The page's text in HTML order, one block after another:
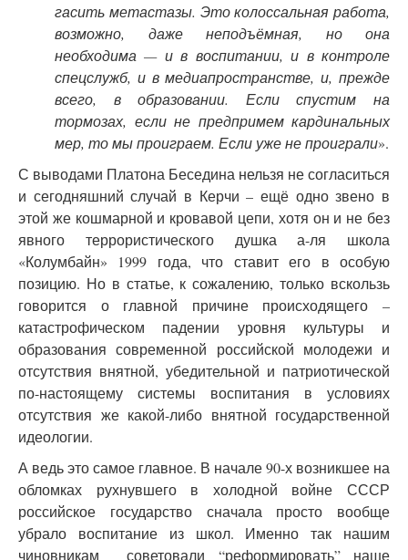
гасить метастазы. Это колоссальная работа,
возможно, даже неподъёмная, но она
необходима — и в воспитании, и в контроле
спецслужб, и в медиапространстве, и, прежде
всего, в образовании. Если спустим на
тормозах, если не предпримем кардинальных
мер, то мы проиграем. Если уже не проиграли».
С выводами Платона Беседина нельзя не согласиться
и сегодняшний случай в Керчи – ещё одно звено в
этой же кошмарной и кровавой цепи, хотя он и не без
явного террористического душка а-ля школа
«Колумбайн» 1999 года, что ставит его в особую
позицию. Но в статье, к сожалению, только вскользь
говорится о главной причине происходящего –
катастрофическом падении уровня культуры и
образования современной российской молодежи и
отсутствия внятной, убедительной и патриотической
по-настоящему системы воспитания в условиях
отсутствия же какой-либо внятной государственной
идеологии.
А ведь это самое главное. В начале 90-х возникшее на
обломках рухнувшего в холодной войне СССР
российское государство сначала просто вообще
убрало воспитание из школ. Именно так нашим
чиновникам советовали “реформировать” наше